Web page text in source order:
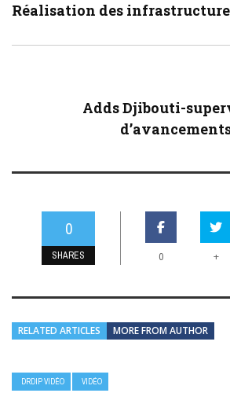
Réalisation des
Adds Djibouti-
0
SHARES 0 +
RELATED ARTICLES MORE FROM AUTHOR
DRDIP VIDÉO VIDÉO